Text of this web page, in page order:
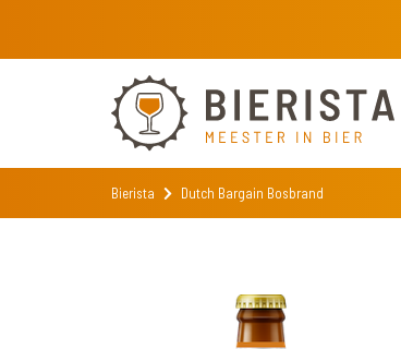
Bierista Dutch Bargain Bosbrand